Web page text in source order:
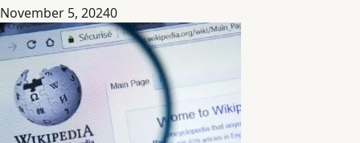
November 5, 20240